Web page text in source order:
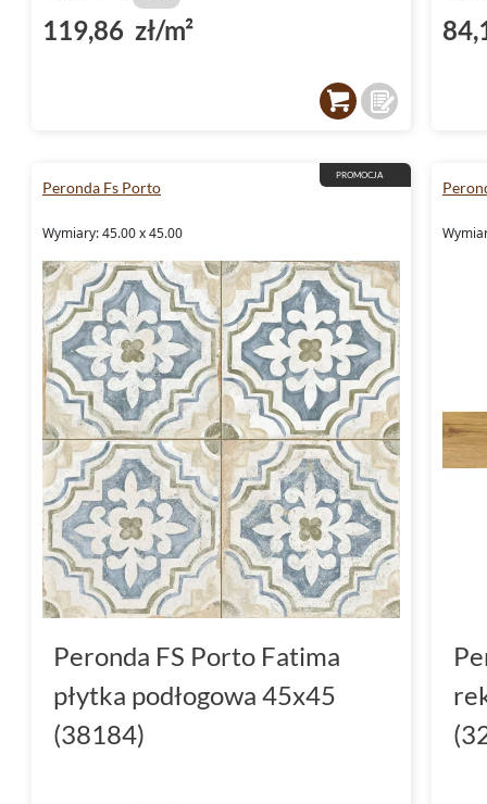
119,86 zł/m²
PROMOCJA
Peronda Fs Porto
Wymiary: 45.00 x 45.00
Peronda FS Porto Fatima
płytka podłogowa 45x45
(38184)